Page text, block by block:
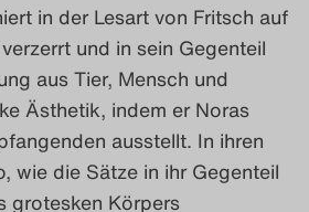
in der Lesart von Fritsch auf
und in sein Gegenteil
aus Tier, Mensch und
Ästhetik, indem er Noras
ausstellt. In ihren
wie die Sätze in ihr Gegenteil
grotesken Körpers